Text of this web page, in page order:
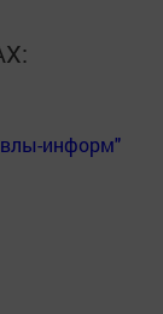
информ"